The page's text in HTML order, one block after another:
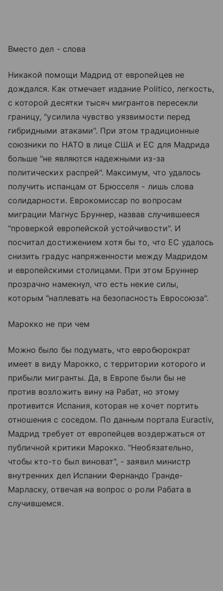
Вместо дел - слова
Никакой помощи Мадрид от европейцев не
дождался. Как отмечает издание Politico, легкость,
с которой десятки тысяч мигрантов пересекли
границу, "усилила чувство уязвимости перед
гибридными атаками". При этом традиционные
союзники по НАТО в лице США и ЕС для Мадрида
больше "не являются надежными из-за
политических распрей". Максимум, что удалось
получить испанцам от Брюсселя - лишь слова
солидарности. Еврокомиссар по вопросам
миграции Магнус Бруннер, назвав случившееся
"проверкой европейской устойчивости". И
посчитал достижением хотя бы то, что ЕС удалось
снизить градус напряженности между Мадридом
и европейскими столицами. При этом Бруннер
прозрачно намекнул, что есть некие силы,
которым "наплевать на безопасность Евросоюза".
Марокко не при чем
Можно было бы подумать, что евробюрократ
имеет в виду Марокко, с территории которого и
прибыли мигранты. Да, в Европе были бы не
против возложить вину на Рабат, но этому
противится Испания, которая не хочет портить
отношения с соседом. По данным портала Euractiv,
Мадрид требует от европейцев воздержаться от
публичной критики Марокко. "Необязательно,
чтобы кто-то был виноват", - заявил министр
внутренних дел Испании Фернандо Гранде-
Марласку, отвечая на вопрос о роли Рабата в
случившемся.